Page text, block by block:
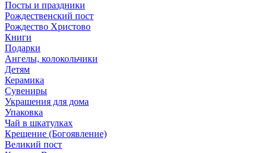
Посты и праздники
Рождественский пост
Рождество Христово
Книги
Подарки
Ангелы, колокольчики
Детям
Керамика
Сувениры
Украшения для дома
Упаковка
Чай в шкатулках
Крещение (Богоявление)
Великий пост